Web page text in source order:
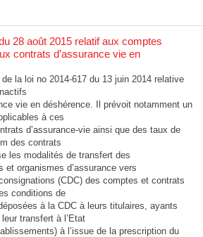
28 août 2015 relatif aux comptes
contrats d’assurance vie en
la loi no 2014-617 du 13 juin 2014 relative
vie en déshérence. Il prévoit notamment un
à ces
d’assurance-vie ainsi que des taux de
des contrats
les modalités de transfert des
et organismes d’assurance vers
(CDC) des comptes et contrats
conditions de
à la CDC à leurs titulaires, ayants
transfert à l’Etat
à l’issue de la prescription du